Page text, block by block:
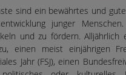
sind ein bewährtes und
junger
und zu fördern.
einen meist einjährigen
Jahr (FSJ), einen